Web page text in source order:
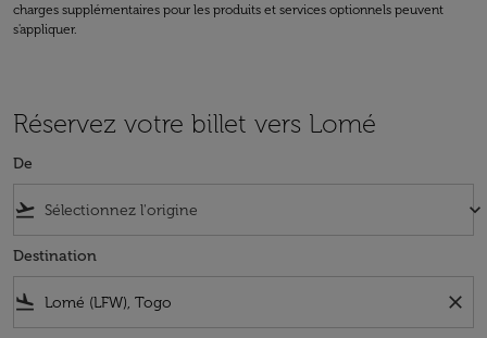
charges supplémentaires pour les produits et services optionnels peuvent
s'appliquer.
Réservez votre billet vers Lomé
De
flight_takeoff keyboard_arrow_down
Destination
flight_land close